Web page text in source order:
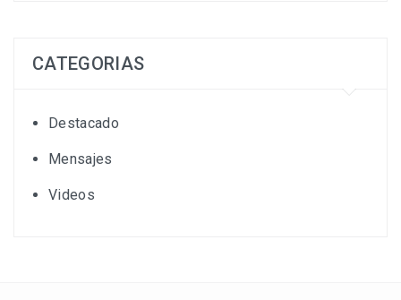
CATEGORIAS
Destacado
Mensajes
Videos